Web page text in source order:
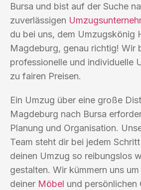
Bursa und bist auf der Suche
zuverlässigen
du bei uns, dem Umzugskönig
Magdeburg, genau richtig! Wir
professionelle und individuelle
zu fairen Preisen.
Ein Umzug über eine große
Magdeburg nach Bursa
Planung und Organisation.
Team steht dir bei jedem
deinen Umzug so reibungslos
gestalten. Wir kümmern uns
deiner Möbel und persönlichen